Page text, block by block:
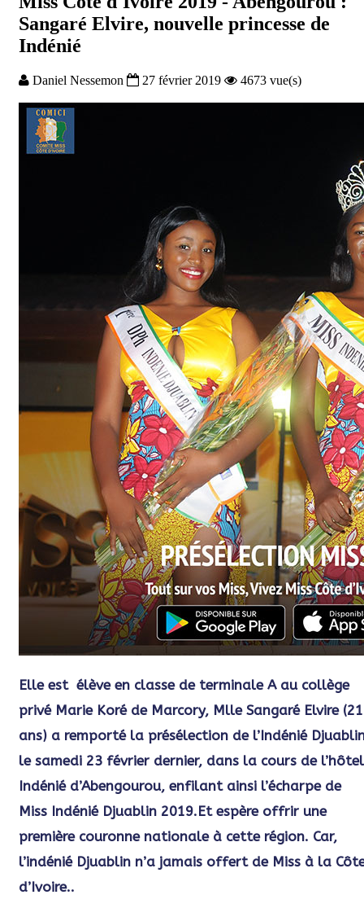
Sangaré Elvire, nouvelle princesse de
Indénié
Daniel Nessemon 27 février 2019 4673 vue(s)
Elle est élève en classe de terminale A au collège
privé Marie Koré de Marcory, Mlle Sangaré Elvire (21
ans) a remporté la présélection de l’Indénié
le samedi 23 février dernier, dans la cours de l’hôtel
Indénié d’Abengourou, enfilant ainsi l’écharpe de
Miss Indénié Djuablin 2019.Et espère offrir une
première couronne nationale à cette région. Car,
l’indénié Djuablin n’a jamais offert de Miss à la
d’Ivoire..